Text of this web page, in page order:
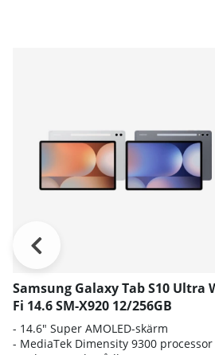
Samsung Galaxy Tab S10 Ultra
Fi 14.6 SM-X920 12/256GB
- 14.6" Super AMOLED-skärm
- MediaTek Dimensity 9300 processor